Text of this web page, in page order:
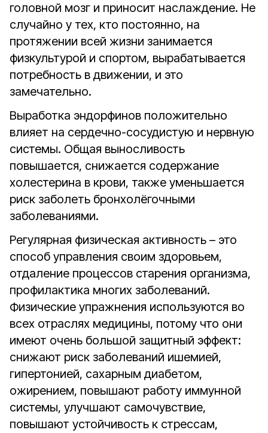
головной мозг и приносит наслаждение. Не
случайно у тех, кто постоянно, на
протяжении всей жизни занимается
физкультурой и спортом, вырабатывается
потребность в движении, и это
замечательно.
Выработка эндорфинов положительно
влияет на сердечно-сосудистую и нервную
системы. Общая выносливость
повышается, снижается содержание
холестерина в крови, также уменьшается
риск заболеть бронхолёгочными
заболеваниями.
Регулярная физическая активность – это
способ управления своим здоровьем,
отдаление процессов старения организма,
профилактика многих заболеваний.
Физические упражнения используются во
всех отраслях медицины, потому что они
имеют очень большой защитный эффект:
снижают риск заболеваний ишемией,
гипертонией, сахарным диабетом,
ожирением, повышают работу иммунной
системы, улучшают самочувствие,
повышают устойчивость к стрессам,